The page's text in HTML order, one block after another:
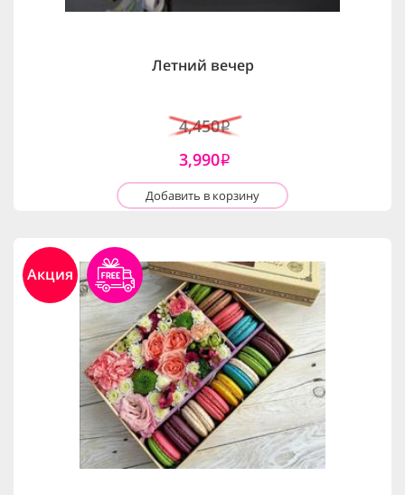
Летний вечер
4,450i
3,990i
Добавить в корзину
Акция